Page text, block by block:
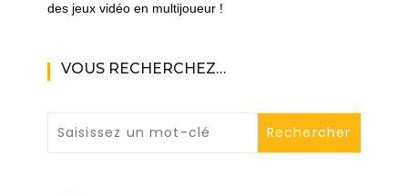
des jeux vidéo en multijoueur !
VOUS RECHERCHEZ…